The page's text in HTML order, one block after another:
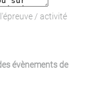
/ activité
évènements de